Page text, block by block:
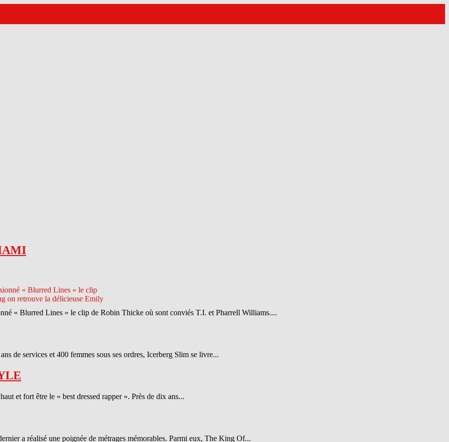
« Blurred Lines » le clip de Robin Thicke où sont conviés T.I. et Pharrell Williams....
de services et 400 femmes sous ses ordres, Icerberg Slim se livre...
et fort être le « best dressed rapper ». Près de dix ans...
a réalisé une poignée de métrages mémorables. Parmi eux, The King Of...